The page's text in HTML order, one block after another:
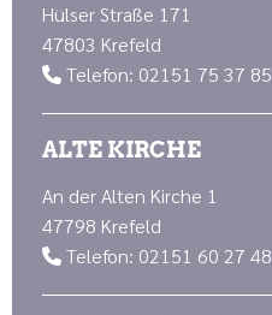
Hülser Straße 171
47803 Krefeld
 Telefon: 02151 75 37 85
ALTE KIRCHE
An der Alten Kirche 1
47798 Krefeld
 Telefon: 02151 60 27 48